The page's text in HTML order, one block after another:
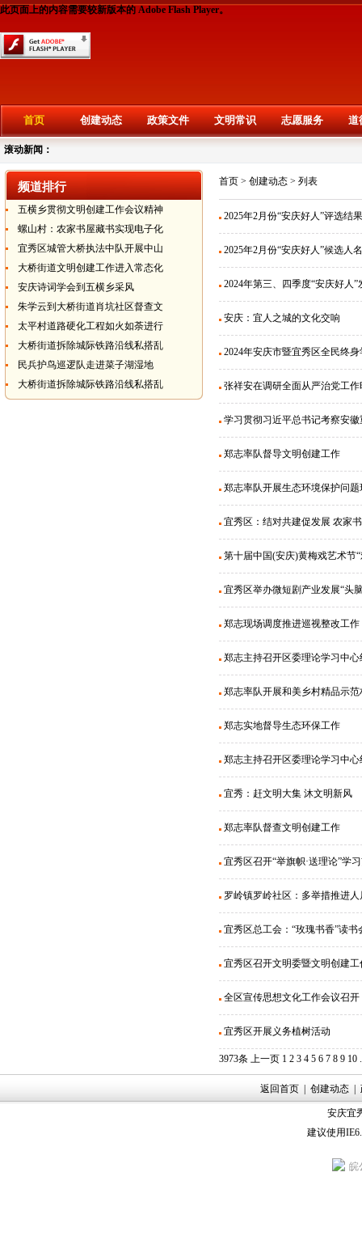
此页面上的内容需要较新版本的 Adobe Flash Player。
首页 创建动态 政策文件 文明常识 志愿服务 道
滚动新闻：
频道排行
五横乡贯彻文明创建工作会议精神
螺山村：农家书屋藏书实现电子化
宜秀区城管大桥执法中队开展中山
大桥街道文明创建工作进入常态化
安庆诗词学会到五横乡采风
朱学云到大桥街道肖坑社区督查文
太平村道路硬化工程如火如荼进行
大桥街道拆除城际铁路沿线私搭乱
民兵护鸟巡逻队走进菜子湖湿地
大桥街道拆除城际铁路沿线私搭乱
首页 > 创建动态 > 列表
2025年2月份“安庆好人”评选结
2025年2月份“安庆好人”候选人
2024年第三、四季度“安庆好人
安庆：宜人之城的文化交响
2024年安庆市暨宜秀区全民终
张祥安在调研全面从严治党工
学习贯彻习近平总书记考察安
郑志率队督导文明创建工作
郑志率队开展生态环境保护问题
宜秀区：结对共建促发展 农家
第十届中国(安庆)黄梅戏艺术节
宜秀区举办微短剧产业发展“头
郑志现场调度推进巡视整改工作
郑志主持召开区委理论学习中
郑志率队开展和美乡村精品示
郑志实地督导生态环保工作
郑志主持召开区委理论学习中心
宜秀：赶文明大集 沐文明新风
郑志率队督查文明创建工作
宜秀区召开“举旗帜·送理论”学
罗岭镇罗岭社区：多举措推进
宜秀区总工会：“玫瑰书香”读
宜秀区召开文明委暨文明创建工
全区宣传思想文化工作会议召开
宜秀区开展义务植树活动
3973条 上一页 1 2 3 4 5 6 7 8 9 10
返回首页 创建动态
安庆宜
建议使用
皖